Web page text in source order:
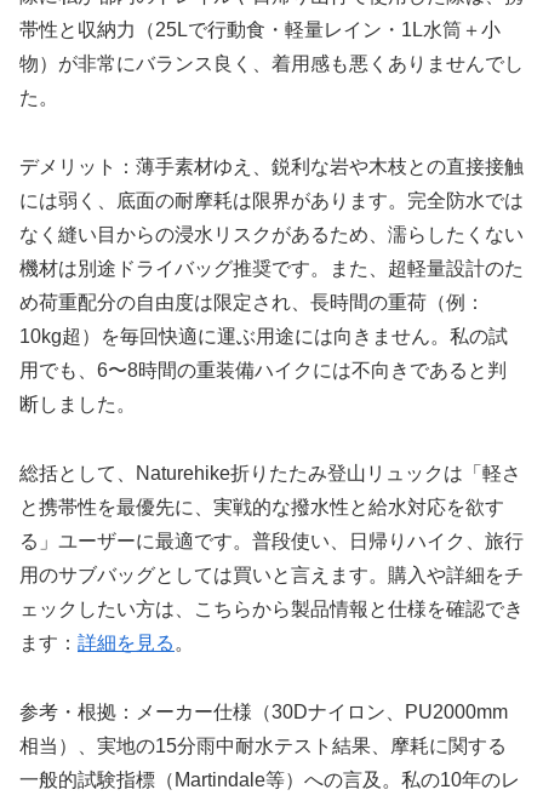
帯性と収納力（25Lで行動食・軽量レイン・1L水筒＋小
物）が非常にバランス良く、着用感も悪くありませんでし
た。
デメリット：薄手素材ゆえ、鋭利な岩や木枝との直接接触
には弱く、底面の耐摩耗は限界があります。完全防水では
なく縫い目からの浸水リスクがあるため、濡らしたくない
機材は別途ドライバッグ推奨です。また、超軽量設計のた
め荷重配分の自由度は限定され、長時間の重荷（例：
10kg超）を毎回快適に運ぶ用途には向きません。私の試
用でも、6〜8時間の重装備ハイクには不向きであると判
断しました。
総括として、Naturehike折りたたみ登山リュックは「軽さ
と携帯性を最優先に、実戦的な撥水性と給水対応を欲す
る」ユーザーに最適です。普段使い、日帰りハイク、旅行
用のサブバッグとしては買いと言えます。購入や詳細をチ
ェックしたい方は、こちらから製品情報と仕様を確認でき
ます： 詳細を見る 。
参考・根拠：メーカー仕様（30Dナイロン、PU2000mm
相当）、実地の15分雨中耐水テスト結果、摩耗に関する
一般的試験指標（Martindale等）への言及。私の10年のレ